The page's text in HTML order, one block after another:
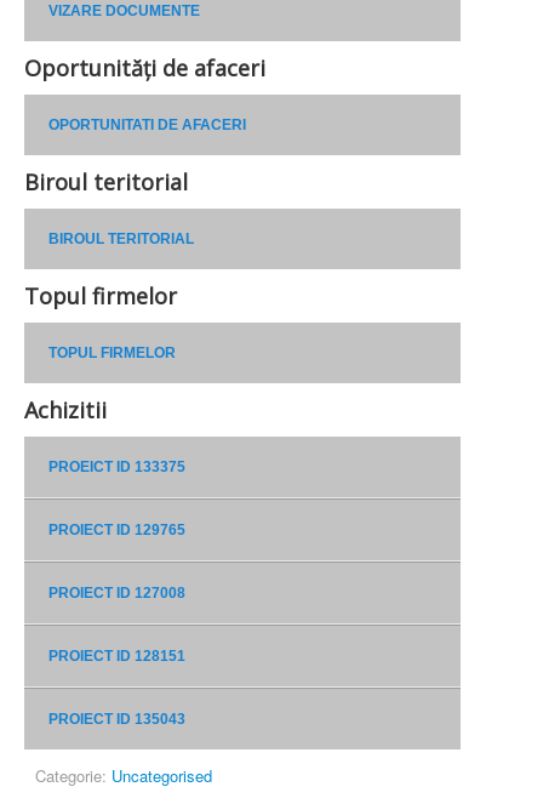
VIZARE DOCUMENTE
Oportunități de afaceri
OPORTUNITATI DE AFACERI
Biroul teritorial
BIROUL TERITORIAL
Topul firmelor
TOPUL FIRMELOR
Achizitii
PROEICT ID 133375
PROIECT ID 129765
PROIECT ID 127008
PROIECT ID 128151
PROIECT ID 135043
Categorie: Uncategorised